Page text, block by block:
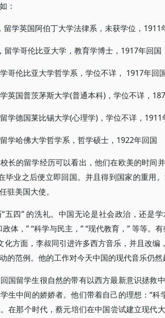
：
留学英国阿伯丁大学法律系，未获学位，1911
留学哥伦比亚大学，教育学博士，1917年回国
哥伦比亚大学哲学系，学位不详， 1917年回
英国普茨茅斯大学(普通本科)，学位不详，
学德国莱比锡大学(心理学)，学位不详，1911
学哈佛大学哲学系，哲学硕士，1922年回国
长的留学经历可以看出，他们在欧美的时间
毕业之后便立即回国。并且得到国家的重用
驻美国大使。
五四” 的洗礼。中国无论是社会政治，还是
体，” “科学与民主，” “现代教育，” 等等。
化方面，李叔同引进许多西方音乐，并且改编
的范例。他的工作对今天中国的现代音乐仍然
国留学生很自然的带有以西方最新意识拯救
生中间的娇娇者。他们带着自己的理想：“科
在那个时代，蔡元培们在中国尝试建立现代